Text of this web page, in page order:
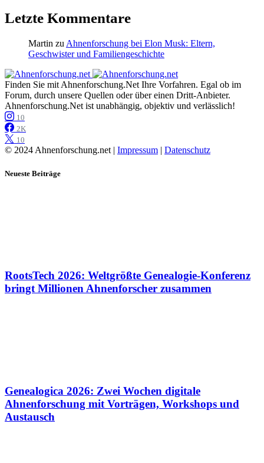
Letzte Kommentare
Martin zu Ahnenforschung bei Elon Musk: Eltern,
Geschwister und Familiengeschichte
Finden Sie mit Ahnenforschung.Net Ihre Vorfahren. Egal ob im
Forum, durch unsere Quellen oder über einen Dritt-Anbieter.
Ahnenforschung.Net ist unabhängig, objektiv und verlässlich!
10
2K
10
© 2024 Ahnenforschung.net | Impressum | Datenschutz
Neueste Beiträge
RootsTech 2026: Weltgrößte Genealogie-Konferenz
bringt Millionen Ahnenforscher zusammen
Genealogica 2026: Zwei Wochen digitale
Ahnenforschung mit Vorträgen, Workshops und
Austausch